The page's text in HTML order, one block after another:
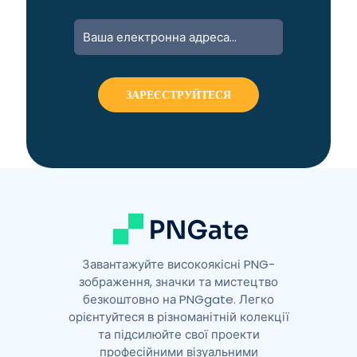
Завантажуйте високоякісні PNG-
зображення, значки та мистецтво
безкоштовно на PNGgate. Легко
орієнтуйтеся в різноманітній колекції
та підсилюйте свої проекти
професійними візуальними